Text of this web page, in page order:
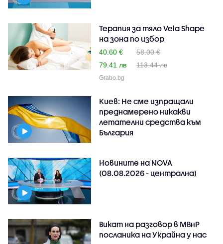
Терапия за тяло Vela Shape
на зона по избор
40.60 €
58.00 €
79.41 лв
113.44 лв
Grabo.bg
Киев: Не сме изпращали
преднамерено никакви
летателни средства към
България
Новините на NOVA
(08.08.2026 - централна)
Викат на разговор в МВнР
посланика на Украйна у нас